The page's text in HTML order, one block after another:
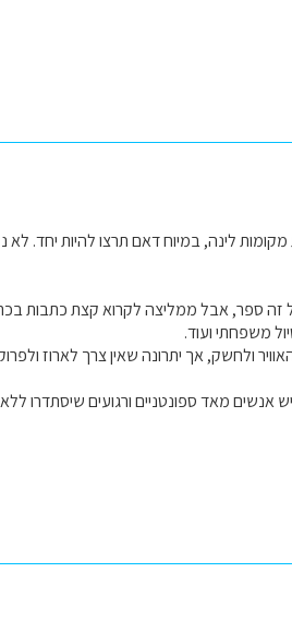
מקומות לינה, במיוח דאם תרצו להיות יחד.
זה ספר, אבל ממליצה לקרוא קצת כתבות
משפחתי ועוד.
ולחשק, אך יתרונה שאין צרך לארוז
מאד ספונטניים ורגועים שיסתדרו